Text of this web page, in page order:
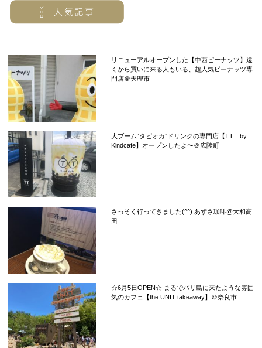
リニューアルオープンした【中西ピーナッツ】遠
くから買いに来る人もいる、超人気ピーナッツ専
門店＠天理市
大ブーム“タピオカ”ドリンクの専門店【TT by
Kindcafe】オープンしたよ〜＠広陵町
さっそく行ってきました(^^) あずさ珈琲@大和高
田
☆6月5日OPEN☆ まるでバリ島に来たような雰囲
気のカフェ【the UNIT takeaway】＠奈良市